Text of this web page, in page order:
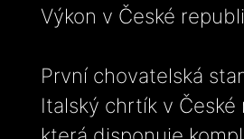
Výkon v České
První chovatelská
Italský chrtík v České